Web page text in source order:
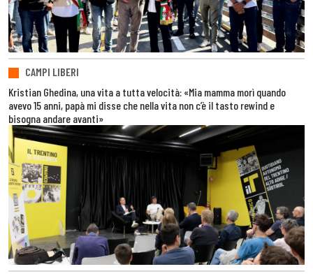
CAMPI LIBERI
Kristian Ghedina, una vita a tutta velocità: «Mia mamma morì quando
avevo 15 anni, papà mi disse che nella vita non c’è il tasto rewind e
bisogna andare avanti»